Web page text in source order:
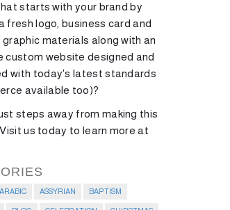
starts with your brand by
fresh logo, business card and
materials along with an
custom website designed and
with today's latest standards
available too)?
steps away from making this
us today to learn more at
ARABIC ASSYRIAN BAPTISM